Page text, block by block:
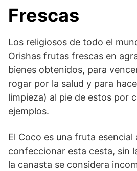
Frescas
Los religiosos de todo el
Orishas frutas frescas en
bienes obtenidos, para
rogar por la salud y para
limpieza) al pie de estos por
ejemplos.
El Coco es una fruta esencial
confeccionar esta cesta, sin
la canasta se considera